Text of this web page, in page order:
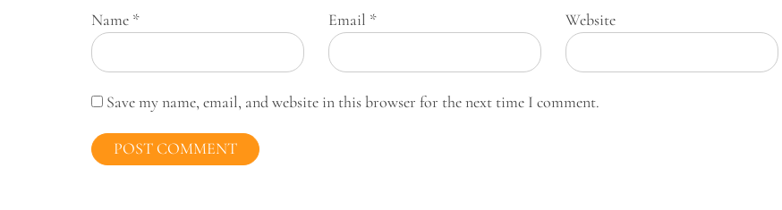
Name * Email * Website
Save my name, email, and website in this browser for the next time I comment.